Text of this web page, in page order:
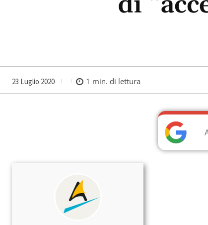
23 Luglio 2020 1 min. di lettura